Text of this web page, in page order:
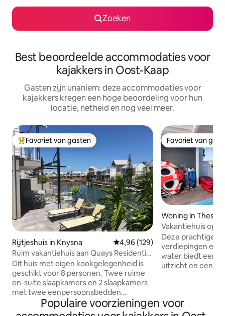
Zoeken
Best beoordeelde accommodaties voor
kajakkers in Oost-Kaap
Gasten zijn unaniem: deze accommodaties voor
kajakkers kregen een hoge beoordeling voor hun
locatie, netheid en nog veel meer.
Topfavoriet van gasten
Favoriet van gasten
Rijtjeshuis in Knysna Gemiddelde beoordeling van
4,96 (129)
Ruim vakantiehuis aan Quays Residential
Marina
Dit huis met eigen kookgelegenheid is
geschikt voor 8 personen. Twee ruime
en-suite slaapkamers en 2 slaapkamers
met twee eenpersoonsbedden
(badkamer delen) op de 1e verdieping.
De leefruimte bestaat uit een semi-
Favoriet van
Favoriet van
Woning in Thesen
Vakantiehuis op
Knysna
Deze prachtige
verdiepingen en
water biedt een
uitzicht en een
waterweg om te
kajakken.
Populaire voorzieningen voor